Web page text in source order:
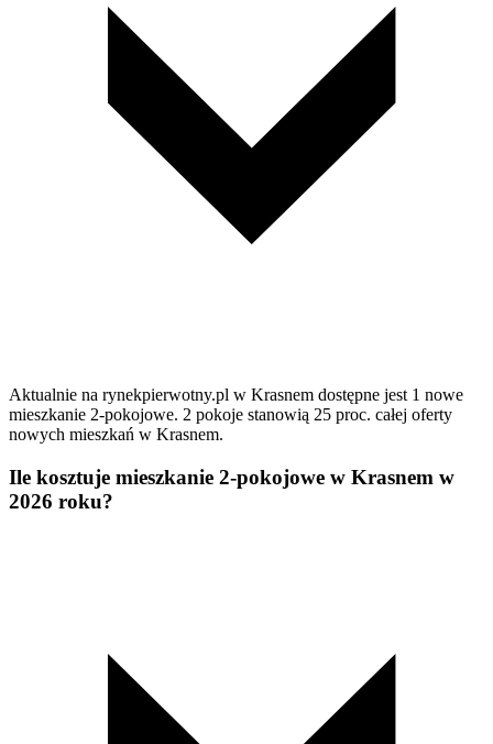
Aktualnie na rynekpierwotny.pl w Krasnem dostępne jest 1 nowe
mieszkanie 2-pokojowe. 2 pokoje stanowią 25 proc. całej oferty
nowych mieszkań w Krasnem.
Ile kosztuje mieszkanie 2-pokojowe w Krasnem w
2026 roku?